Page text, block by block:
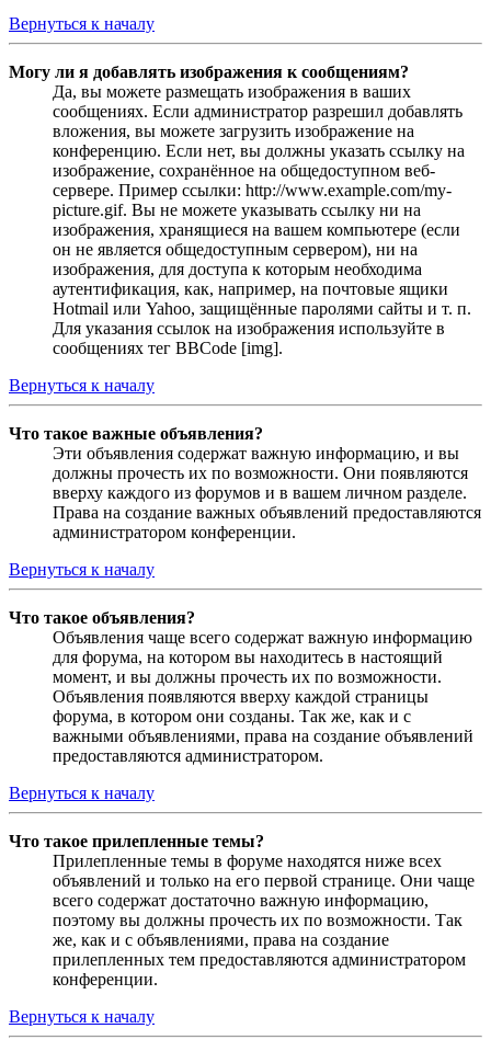
Вернуться к началу
Могу ли я добавлять изображения к сообщениям?
Да, вы можете размещать изображения в ваших
сообщениях. Если администратор разрешил добавлять
вложения, вы можете загрузить изображение на
конференцию. Если нет, вы должны указать ссылку на
изображение, сохранённое на общедоступном веб-
сервере. Пример ссылки: http://www.example.com/my-
picture.gif. Вы не можете указывать ссылку ни на
изображения, хранящиеся на вашем компьютере (если
он не является общедоступным сервером), ни на
изображения, для доступа к которым необходима
аутентификация, как, например, на почтовые ящики
Hotmail или Yahoo, защищённые паролями сайты и т. п.
Для указания ссылок на изображения используйте в
сообщениях тег BBCode [img].
Вернуться к началу
Что такое важные объявления?
Эти объявления содержат важную информацию, и вы
должны прочесть их по возможности. Они появляются
вверху каждого из форумов и в вашем личном разделе.
Права на создание важных объявлений предоставляются
администратором конференции.
Вернуться к началу
Что такое объявления?
Объявления чаще всего содержат важную информацию
для форума, на котором вы находитесь в настоящий
момент, и вы должны прочесть их по возможности.
Объявления появляются вверху каждой страницы
форума, в котором они созданы. Так же, как и с
важными объявлениями, права на создание объявлений
предоставляются администратором.
Вернуться к началу
Что такое прилепленные темы?
Прилепленные темы в форуме находятся ниже всех
объявлений и только на его первой странице. Они чаще
всего содержат достаточно важную информацию,
поэтому вы должны прочесть их по возможности. Так
же, как и с объявлениями, права на создание
прилепленных тем предоставляются администратором
конференции.
Вернуться к началу